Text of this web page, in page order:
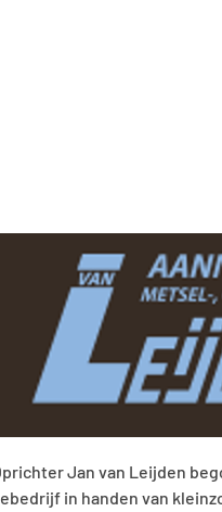
Jan van Leijden
in handen van